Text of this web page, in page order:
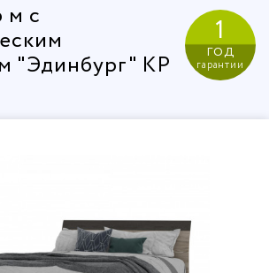
м с
"Эдинбург" КР
1
год
гарантии